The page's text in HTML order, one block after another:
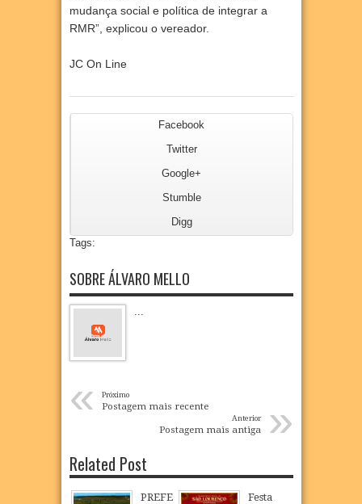
mudança social e política de integrar a
RMR”, explicou o vereador.
JC On Line
Facebook
Twitter
Google+
Stumble
Digg
Tags:
SOBRE ÁLVARO MELLO
...
« Próximo
Postagem mais recente »
Anterior
Postagem mais antiga
Related Post
PREFE
Festa